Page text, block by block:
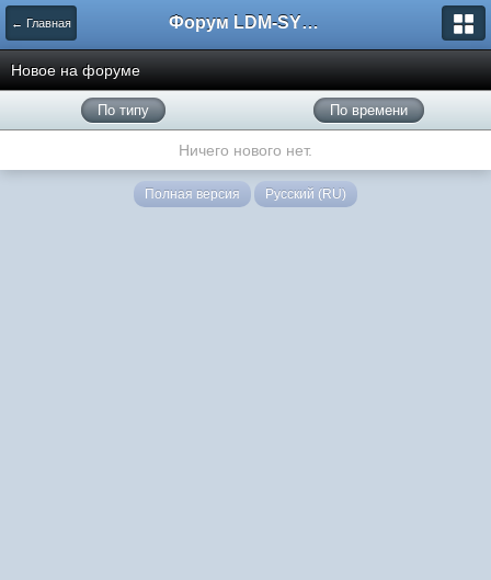
← Главная Форум LDM-SYSTEMS
Новое на форуме
По типу По времени
Ничего нового нет.
Полная версия Русский (RU)